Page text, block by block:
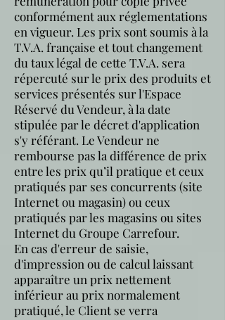
conformément aux réglementations
en vigueur. Les prix sont soumis à la
T.V.A. française et tout changement
du taux légal de cette T.V.A. sera
répercuté sur le prix des produits et
services présentés sur l'Espace
Réservé du Vendeur, à la date
stipulée par le décret d'application
s'y référant. Le Vendeur ne
rembourse pas la différence de prix
entre les prix qu’il pratique et ceux
pratiqués par ses concurrents (site
Internet ou magasin) ou ceux
pratiqués par les magasins ou sites
Internet du Groupe Carrefour.
En cas d'erreur de saisie,
d'impression ou de calcul laissant
apparaître un prix nettement
inférieur au prix normalement
pratiqué, le Client se verra